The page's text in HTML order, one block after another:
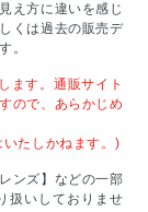
え方に違いを感じ
くは過去の販売デ
。
ます。通販サイト
ので、あらかじめ
たしかねます。)
ンズ】などの一部
扱いしておりませ